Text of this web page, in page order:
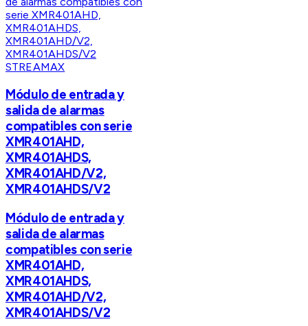
STREAMAX
Módulo de entrada y
salida de alarmas
compatibles con serie
XMR401AHD,
XMR401AHDS,
XMR401AHD/V2,
XMR401AHDS/V2
Módulo de entrada y
salida de alarmas
compatibles con serie
XMR401AHD,
XMR401AHDS,
XMR401AHD/V2,
XMR401AHDS/V2